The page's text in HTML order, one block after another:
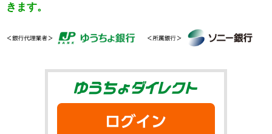
きます。